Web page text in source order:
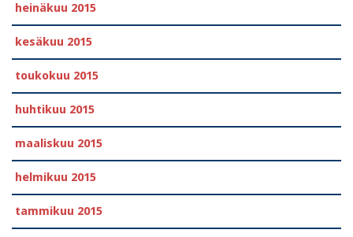
heinäkuu 2015
kesäkuu 2015
toukokuu 2015
huhtikuu 2015
maaliskuu 2015
helmikuu 2015
tammikuu 2015